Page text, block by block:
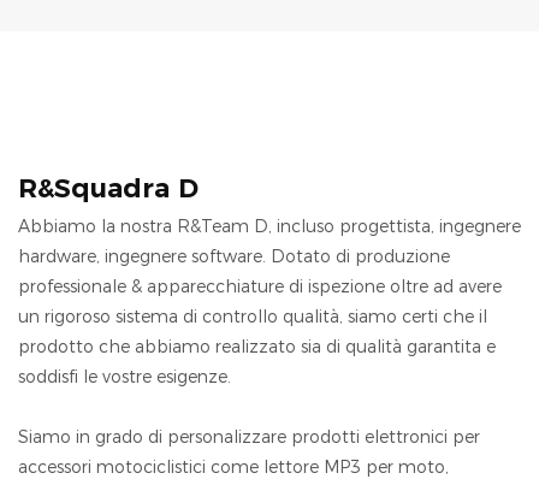
R&Squadra D
Abbiamo la nostra R&Team D, incluso progettista, ingegnere
hardware, ingegnere software. Dotato di produzione
professionale & apparecchiature di ispezione oltre ad avere
un rigoroso sistema di controllo qualità, siamo certi che il
prodotto che abbiamo realizzato sia di qualità garantita e
soddisfi le vostre esigenze.
Siamo in grado di personalizzare prodotti elettronici per
accessori motociclistici come lettore MP3 per moto,